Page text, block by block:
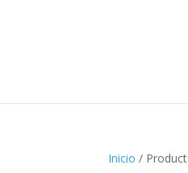
Inicio /